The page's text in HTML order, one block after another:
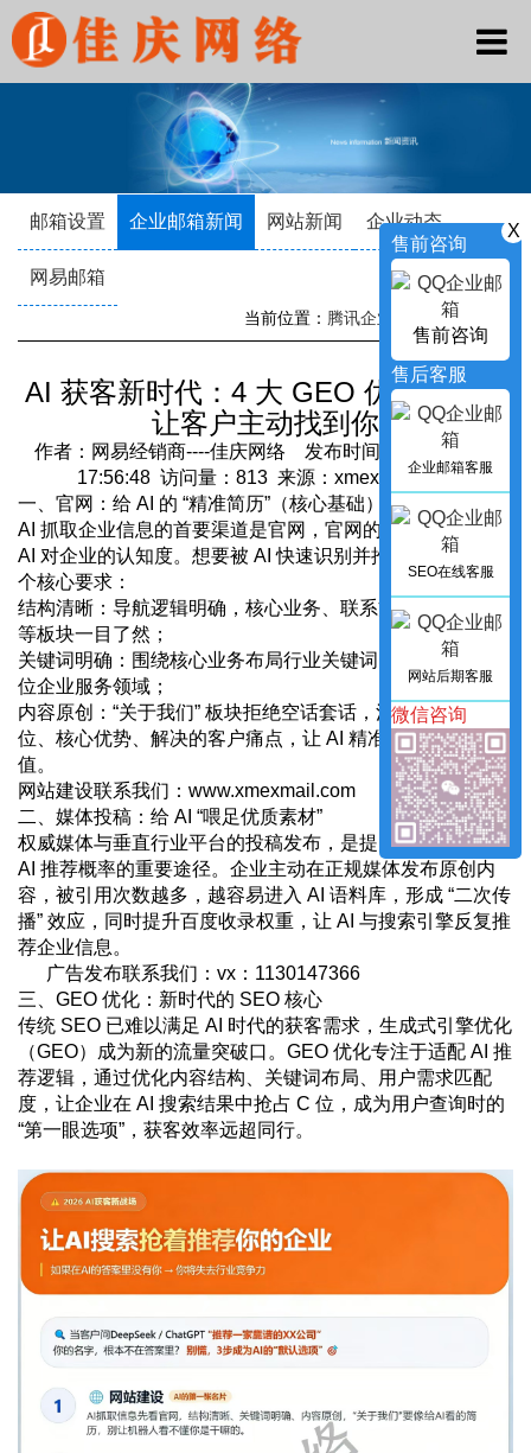
邮箱设置 企业邮箱新闻 网站新闻 企业动态
网易邮箱
当前位置： 腾讯企业邮箱 ->新闻资讯
AI 获客新时代：4 大 GEO 优化策略，
让客户主动找到你
作者：网易经销商----佳庆网络 发布时间：2026-03-23
17:56:48 访问量：813 来源：xmexmail.com
一、官网：给 AI 的 “精准简历”（核心基础）
AI 抓取企业信息的首要渠道是官网，官网的质量直接决定
AI 对企业的认知度。想要被 AI 快速识别并推荐，需满足 3
个核心要求：
结构清晰：导航逻辑明确，核心业务、联系方式、关于我们
等板块一目了然；
关键词明确：围绕核心业务布局行业关键词，让 AI 快速定
位企业服务领域；
内容原创：“关于我们” 板块拒绝空话套话，清晰说明企业定
位、核心优势、解决的客户痛点，让 AI 精准理解企业价
值。
网站建设联系我们：www.xmexmail.com
二、媒体投稿：给 AI “喂足优质素材”
权威媒体与垂直行业平台的投稿发布，是提升企业曝光与
AI 推荐概率的重要途径。企业主动在正规媒体发布原创内
容，被引用次数越多，越容易进入 AI 语料库，形成 “二次传
播” 效应，同时提升百度收录权重，让 AI 与搜索引擎反复推
荐企业信息。
广告发布联系我们：vx：1130147366
三、GEO 优化：新时代的 SEO 核心
传统 SEO 已难以满足 AI 时代的获客需求，生成式引擎优化
（GEO）成为新的流量突破口。GEO 优化专注于适配 AI 推
荐逻辑，通过优化内容结构、关键词布局、用户需求匹配
度，让企业在 AI 搜索结果中抢占 C 位，成为用户查询时的
“第一眼选项”，获客效率远超同行。
X
售前咨询
售前咨询
售后客服
企业邮箱客服
SEO在线客服
网站后期客服
微信咨询